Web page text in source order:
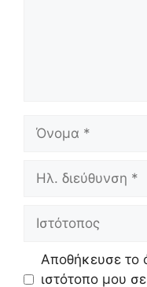
Όνομα
Ηλ.
Ιστότοπος
Αποθήκευσε το
ιστότοπο μου